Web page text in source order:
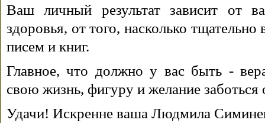
Ваш личный результат зависит от
здоровья, от того, насколько
писем и книг.
Главное, что должно у вас быть -
свою жизнь, фигуру и желание заботься
Удачи! Искренне ваша Людмила